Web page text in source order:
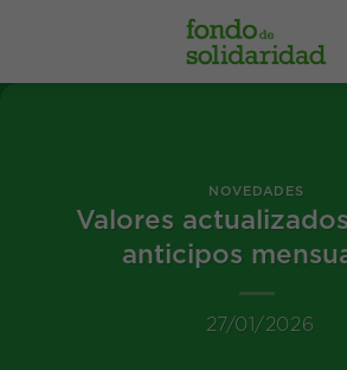
NOVEDADES
Valores
anticipos
27/01/2026